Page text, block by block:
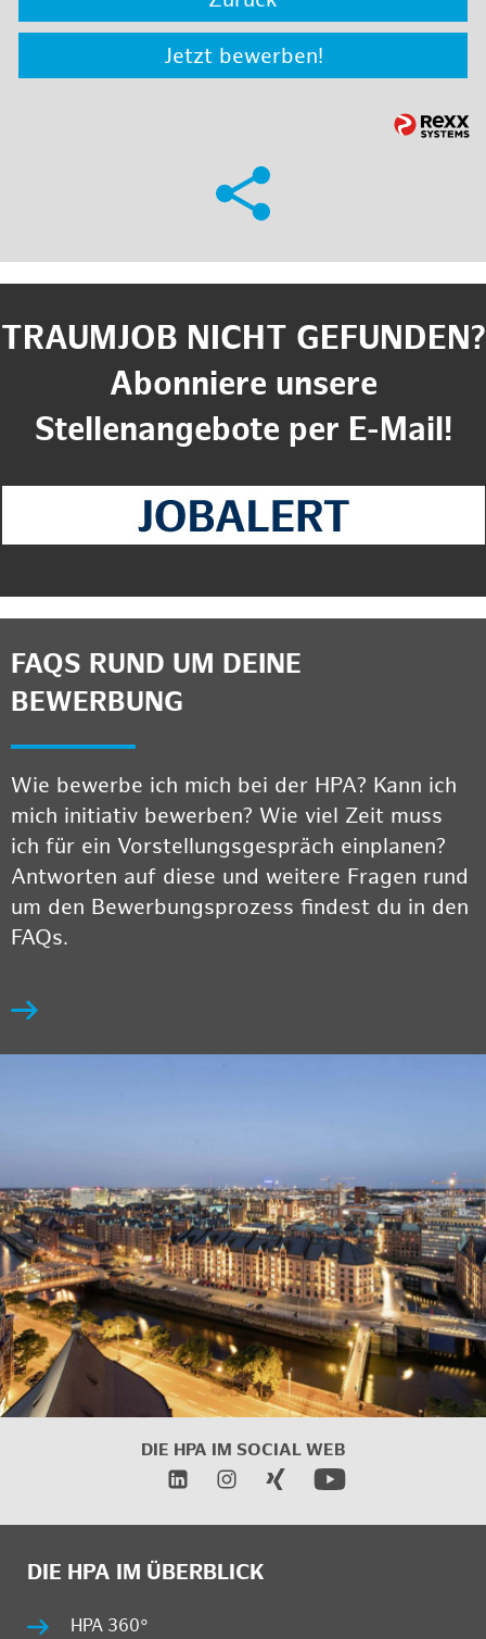
Jetzt bewerben!
TRAUMJOB NICHT GEFUNDEN?
Abonniere unsere
Stellenangebote per E-Mail!
FAQS RUND UM DEINE
BEWERBUNG
Wie bewerbe ich mich bei der HPA? Kann ich
mich initiativ bewerben? Wie viel Zeit muss
ich für ein Vorstellungsgespräch einplanen?
Antworten auf diese und weitere Fragen rund
um den Bewerbungsprozess findest du in den
FAQs.
DIE HPA IM SOCIAL WEB
DIE HPA IM ÜBERBLICK
HPA 360°